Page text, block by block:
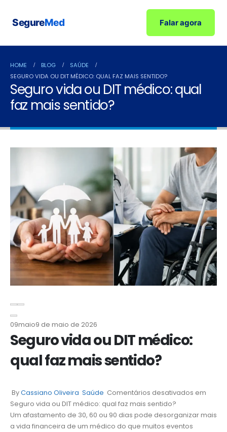
SegureMed Falar agora
HOME BLOG
SAÚDE
SEGURO VIDA OU DIT MÉDICO: QUAL FAZ MAIS SENTIDO?
Seguro vida ou DIT médico: qual
faz mais sentido?
09maio9 de maio de 2026
Seguro vida ou DIT médico:
qual faz mais sentido?
ByCassiano Oliveira Saúde Comentários desativados em
Seguro vida ou DIT médico: qual faz mais sentido?
Um afastamento de 30, 60 ou 90 dias pode desorganizar mais
a vida financeira de um médico do que muitos eventos